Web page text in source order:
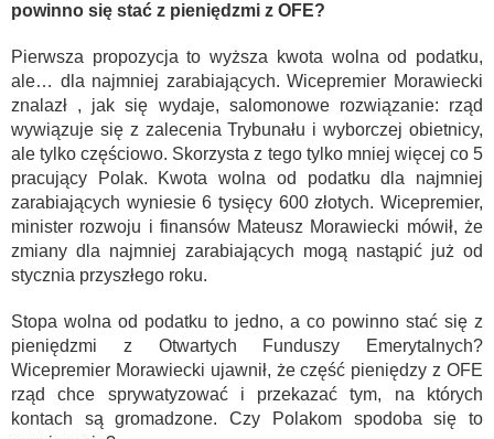
powinno się stać z pieniędzmi z OFE?
Pierwsza propozycja to wyższa kwota wolna od podatku,
ale… dla najmniej zarabiających. Wicepremier Morawiecki
znalazł , jak się wydaje, salomonowe rozwiązanie: rząd
wywiązuje się z zalecenia Trybunału i wyborczej obietnicy,
ale tylko częściowo. Skorzysta z tego tylko mniej więcej co 5
pracujący Polak. Kwota wolna od podatku dla najmniej
zarabiających wyniesie 6 tysięcy 600 złotych. Wicepremier,
minister rozwoju i finansów Mateusz Morawiecki mówił, że
zmiany dla najmniej zarabiających mogą nastąpić już od
stycznia przyszłego roku.
Stopa wolna od podatku to jedno, a co powinno stać się z
pieniędzmi z Otwartych Funduszy Emerytalnych?
Wicepremier Morawiecki ujawnił, że część pieniędzy z OFE
rząd chce sprywatyzować i przekazać tym, na których
kontach są gromadzone. Czy Polakom spodoba się to